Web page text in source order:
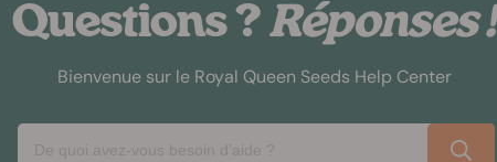
Questions ? Réponses !
Bienvenue sur le Royal Queen Seeds Help Center